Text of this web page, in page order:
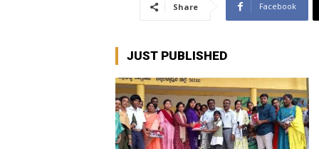
Share Facebook
JUST PUBLISHED